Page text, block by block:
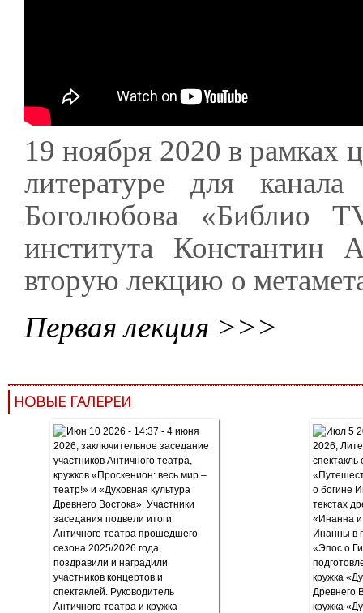
19 ноября 2020 в рамках
литературе для
Боголюбова «Библио
института Константин
вторую лекцию о
Первая лекция >>>
НОВЫЕ ГАЛЕРЕИ